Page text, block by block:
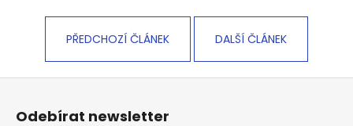
PŘEDCHOZÍ ČLÁNEK DALŠÍ ČLÁNEK
Odebírat newsletter